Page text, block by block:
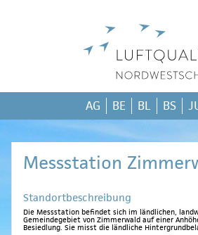
AG BE BL BS
Messstation
Standortbeschreibung
Die Messstation befindet sich im ländlichen,
Gemeindegebiet von Zimmerwald auf einer
Besiedlung. Sie misst die ländliche